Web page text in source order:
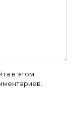
в этом